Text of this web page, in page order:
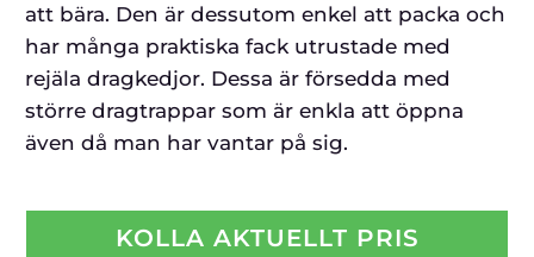
att bära. Den är dessutom enkel att packa och
har många praktiska fack utrustade med
rejäla dragkedjor. Dessa är försedda med
större dragtrappar som är enkla att öppna
även då man har vantar på sig.
KOLLA AKTUELLT PRIS